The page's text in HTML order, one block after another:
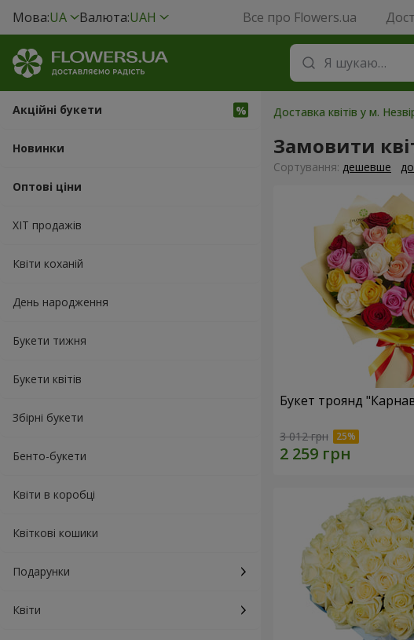
Мова:UA Валюта:UAH Все про Flowers.ua
Акційні букети
Новинки
Оптові ціни
ХІТ продажів
Квіти коханій
День народження
Букети тижня
Букети квітів
Збірні букети
Бенто-букети
Квіти в коробці
Квіткові кошики
Подарунки
Квіти
Доставка квітів у м.
Замовити
Сортування: дешевше
Букет троянд
3 012 грн